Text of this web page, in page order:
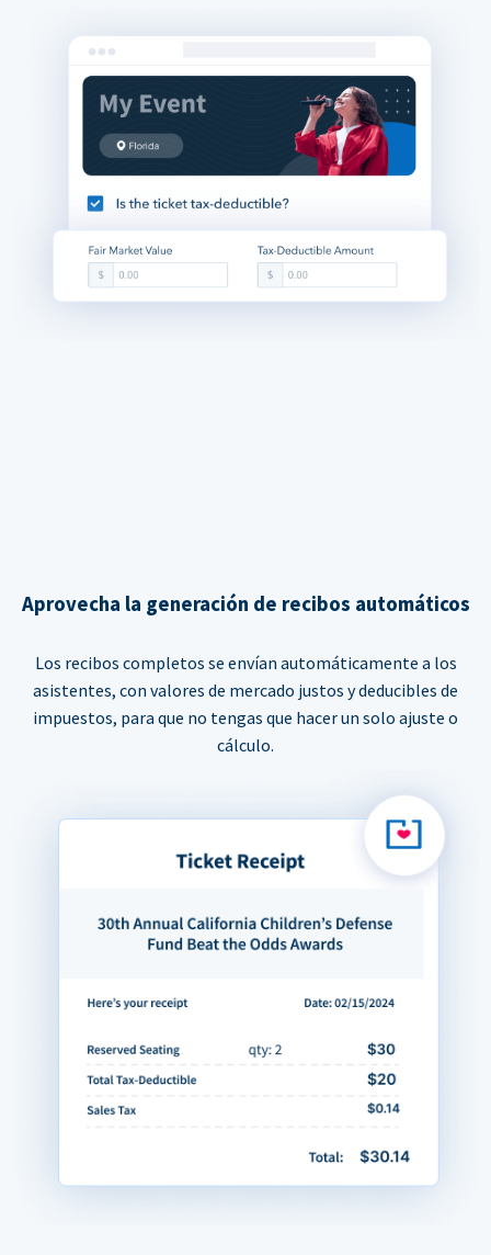
Aprovecha la generación de recibos automáticos
Los recibos completos se envían automáticamente a los
asistentes, con valores de mercado justos y deducibles de
impuestos, para que no tengas que hacer un solo ajuste o
cálculo.